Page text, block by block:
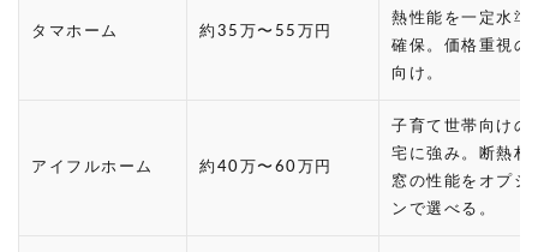
タマホーム 約35万〜55万円
熱性能を一定水準
確保。価格重視の
向け。
アイフルホーム 約40万〜60万円
子育て世帯向けの
宅に強み。断熱材
窓の性能をオプシ
ンで選べる。